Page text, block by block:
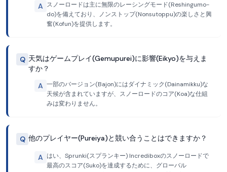
A スノーロードは主に無限のレーシングモード(Reshingumo-
do)を備えており、ノンストップ(Nonsutoppu)の楽しさと興
奮(Kofun)を提供します。
Q 天気はゲームプレイ(Gemupurei)に影響(Eikyo)を与えま
すか？
A 一部のバージョン(Bajon)にはダイナミック(Dainamikku)な
天候が含まれていますが、スノーロードのコア(Koa)な仕組
みは変わりません。
Q 他のプレイヤー(Pureiya)と競い合うことはできますか？
A はい、Sprunki(スプランキー) Incrediboxのスノーロードで
最高のスコア(Suko)を達成するために、グローバル